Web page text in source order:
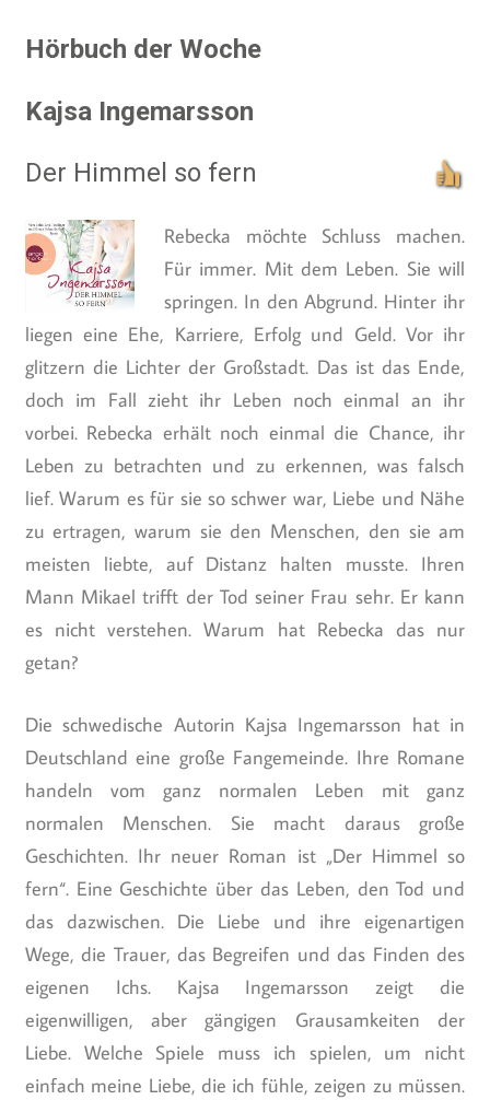
Hörbuch der Woche
Kajsa Ingemarsson
Der Himmel so fern
Rebecka möchte Schluss machen.
Für immer. Mit dem Leben. Sie will
springen. In den Abgrund. Hinter ihr
liegen eine Ehe, Karriere, Erfolg und Geld. Vor ihr
glitzern die Lichter der Großstadt. Das ist das Ende,
doch im Fall zieht ihr Leben noch einmal an ihr
vorbei. Rebecka erhält noch einmal die Chance, ihr
Leben zu betrachten und zu erkennen, was falsch
lief. Warum es für sie so schwer war, Liebe und Nähe
zu ertragen, warum sie den Menschen, den sie am
meisten liebte, auf Distanz halten musste. Ihren
Mann Mikael trifft der Tod seiner Frau sehr. Er kann
es nicht verstehen. Warum hat Rebecka das nur
getan?
Die schwedische Autorin Kajsa Ingemarsson hat in
Deutschland eine große Fangemeinde. Ihre Romane
handeln vom ganz normalen Leben mit ganz
normalen Menschen. Sie macht daraus große
Geschichten. Ihr neuer Roman ist „Der Himmel so
fern“. Eine Geschichte über das Leben, den Tod und
das dazwischen. Die Liebe und ihre eigenartigen
Wege, die Trauer, das Begreifen und das Finden des
eigenen Ichs. Kajsa Ingemarsson zeigt die
eigenwilligen, aber gängigen Grausamkeiten der
Liebe. Welche Spiele muss ich spielen, um nicht
einfach meine Liebe, die ich fühle, zeigen zu müssen.